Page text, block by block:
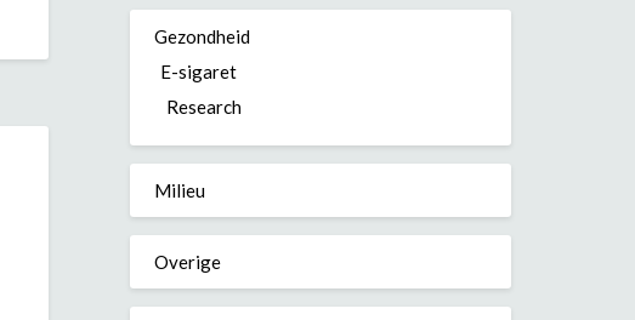
Gezondheid
E-sigaret
Research
Milieu
Overige